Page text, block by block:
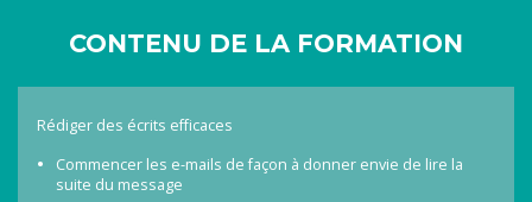
CONTENU DE LA FORMATION
Rédiger des écrits efficaces
Commencer les e-mails de façon à donner envie de lire la
suite du message